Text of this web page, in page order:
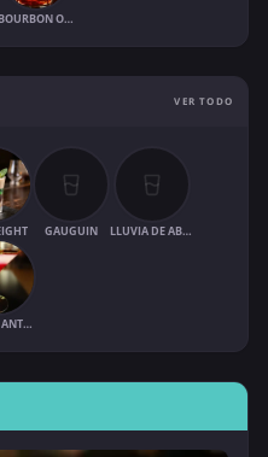
BOURBON OLD-FASHIONED
VER TODO
GAUGUIN LLUVIA DE ABRIL
PUERTO ANTONIO